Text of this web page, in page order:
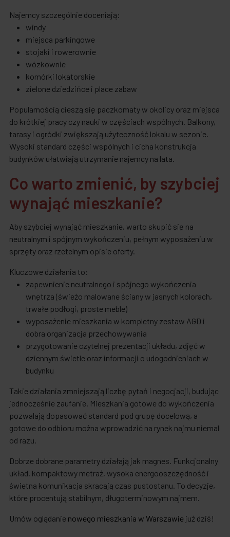
Najemcy szczególnie doceniają:
windy
miejsca parkingowe
stojaki i rowerownie
wózkownie
komórki lokatorskie
zielone dziedzińce i place zabaw
Popularnością cieszą się paczkomaty w okolicy oraz miejsca
do krótkiej pracy czy nauki w częściach wspólnych. Balkony,
tarasy i ogródki zwiększają użyteczność lokalu w sezonie.
Wysoki standard części wspólnych i cicha konstrukcja
budynków ułatwiają utrzymanie najemcy na lata.
Co warto zmienić, by szybciej
wynająć mieszkanie?
Aby szybciej wynająć mieszkanie, warto skupić się na
neutralnym i spójnym wykończeniu, pełnym wyposażeniu w
sprzęty oraz rzetelnym opisie oferty.
Kluczowe działania to:
zapewnienie neutralnego i spójnego wykończenia
wnętrza (świeżo malowane ściany w jasnych kolorach,
trwałe podłogi, proste meble)
wyposażenie mieszkania w kompletny zestaw AGD i
dobra organizacja przechowywania
przygotowanie czytelnej prezentacji układu, zdjęć w
dziennym świetle oraz informacji o udogodnieniach w
budynku
Takie działania zmniejszają liczbę pytań i negocjacji, budując
jednocześnie zaufanie. Mieszkania gotowe do wykończenia
pozwalają dopasować standard pod grupę docelową, a
gotowe do odbioru można wprowadzić na rynek najmu niemal
od razu.
Dobrze dobrane parametry działają jak magnes. Funkcjonalny
układ, kompaktowy metraż, wysoka energooszczędność i
świetna komunikacja skracają czas pustostanu. To decyzje,
które procentują stabilnym, długoterminowym najmem.
Umów oglądanie nowego mieszkania w Warszawie już dziś!